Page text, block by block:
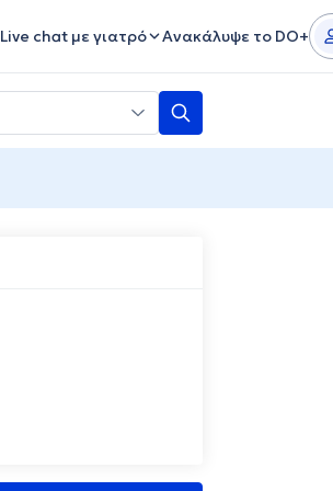
Live chat με γιατρό Ανακάλυψε το DO+